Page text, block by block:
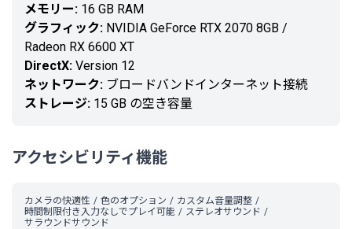
メモリー: 16 GB RAM
グラフィック: NVIDIA GeForce RTX 2070 8GB /
Radeon RX 6600 XT
DirectX: Version 12
ネットワーク: ブロードバンドインターネット接続
ストレージ: 15 GB の空き容量
アクセシビリティ機能
カメラの快適性 色のオプション
カスタム音量調整
時間制限付き入力なしでプレイ可能
ステレオサウンド
サラウンドサウンド